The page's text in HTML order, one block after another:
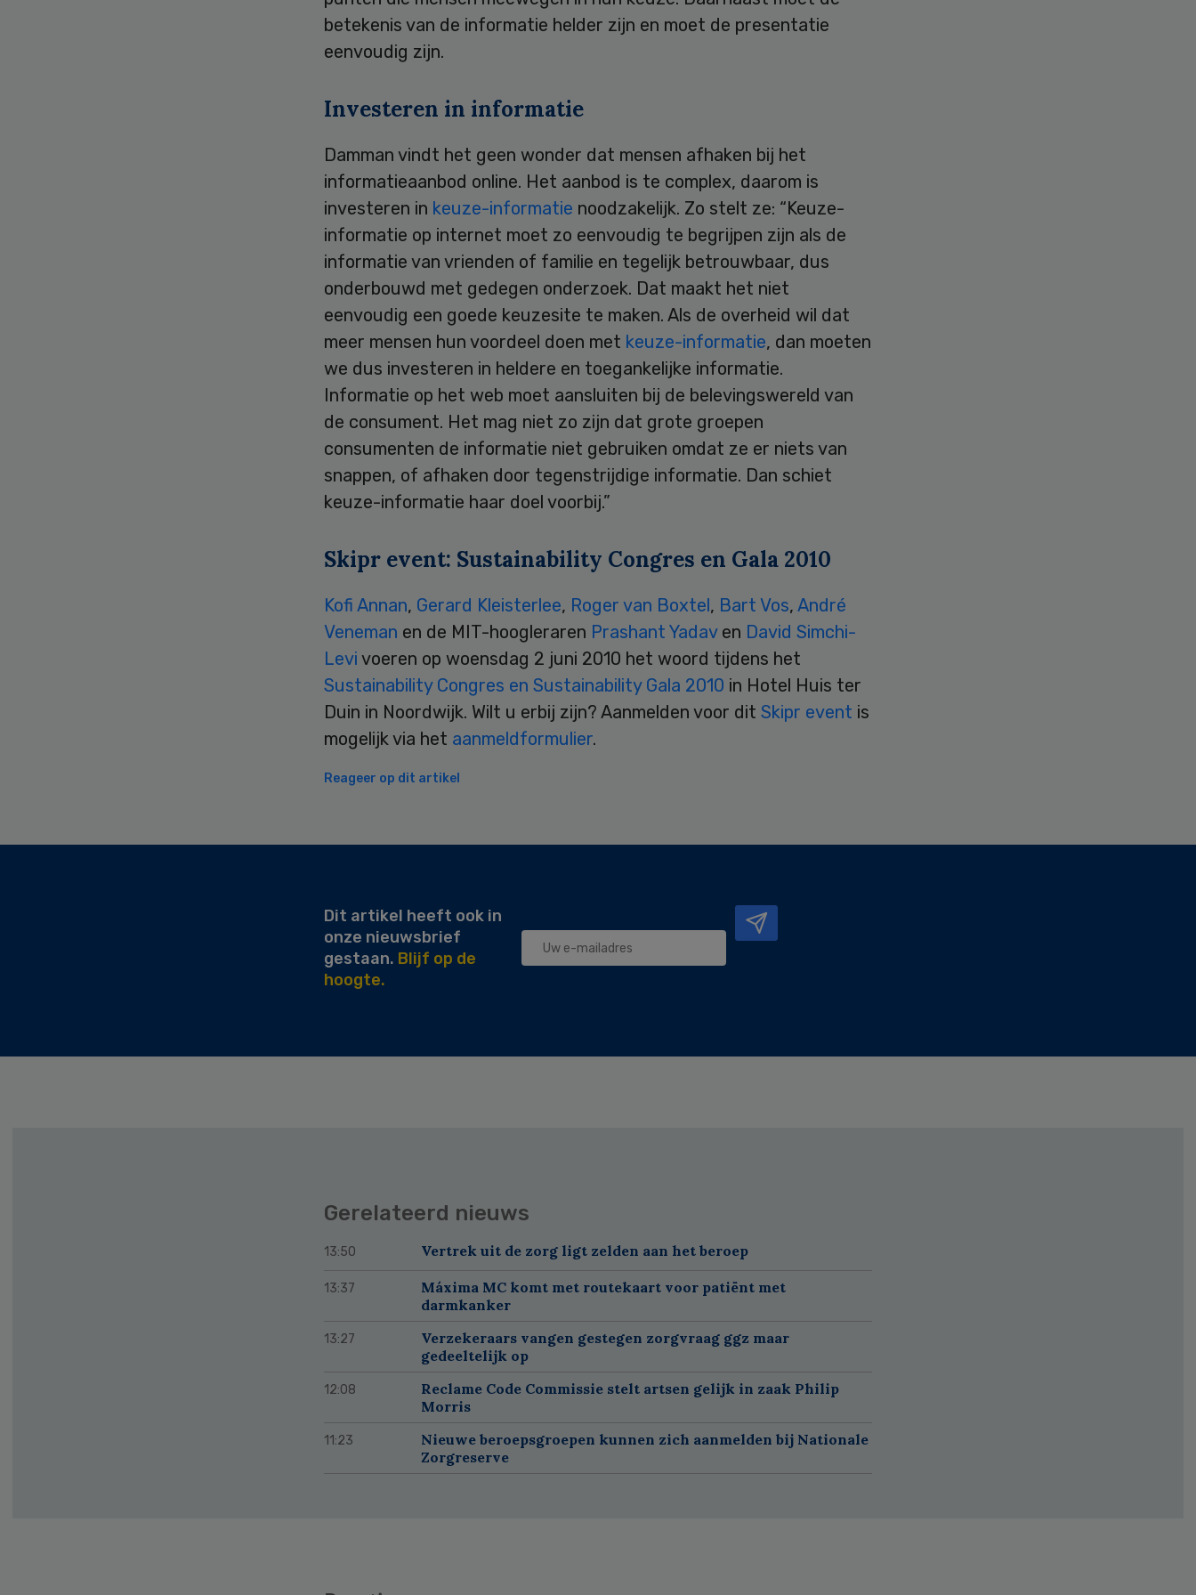
betekenis van de informatie helder zijn en moet de presentatie
eenvoudig zijn.
Investeren in informatie
Damman vindt het geen wonder dat mensen afhaken bij het
informatieaanbod online. Het aanbod is te complex, daarom is
investeren in keuze-informatie noodzakelijk. Zo stelt ze: “Keuze-
informatie op internet moet zo eenvoudig te begrijpen zijn als de
informatie van vrienden of familie en tegelijk betrouwbaar, dus
onderbouwd met gedegen onderzoek. Dat maakt het niet
eenvoudig een goede keuzesite te maken. Als de overheid wil dat
meer mensen hun voordeel doen met keuze-informatie, dan moeten
we dus investeren in heldere en toegankelijke informatie.
Informatie op het web moet aansluiten bij de belevingswereld van
de consument. Het mag niet zo zijn dat grote groepen
consumenten de informatie niet gebruiken omdat ze er niets van
snappen, of afhaken door tegenstrijdige informatie. Dan schiet
keuze-informatie haar doel voorbij.”
Skipr event: Sustainability Congres en Gala 2010
Kofi Annan, Gerard Kleisterlee, Roger van Boxtel, Bart Vos, André
Veneman en de MIT-hoogleraren Prashant Yadav en David Simchi-
Levi voeren op woensdag 2 juni 2010 het woord tijdens het
Sustainability Congres en Sustainability Gala 2010 in Hotel Huis ter
Duin in Noordwijk. Wilt u erbij zijn? Aanmelden voor dit Skipr event is
mogelijk via het aanmeldformulier.
Reageer op dit artikel
Secondary
Dit artikel heeft ook in
onze nieuwsbrief
gestaan. Blijf op de
hoogte.
Gerelateerd nieuws
13:50 Vertrek uit de zorg ligt zelden aan het beroep
13:37
Máxima MC komt met routekaart voor patiënt met
darmkanker
13:27
Verzekeraars vangen gestegen zorgvraag ggz maar
gedeeltelijk op
12:08
Reclame Code Commissie stelt artsen gelijk in zaak Philip
Morris
11:23
Nieuwe beroepsgroepen kunnen zich aanmelden bij Nationale
Zorgreserve